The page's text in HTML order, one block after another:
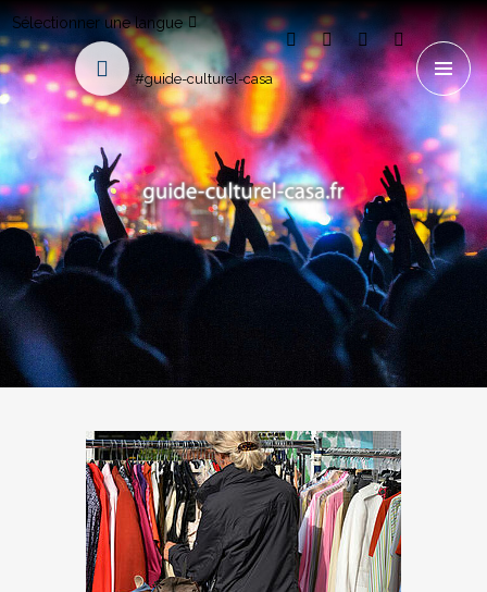
Sélectionner une langue
#guide-culturel-casa